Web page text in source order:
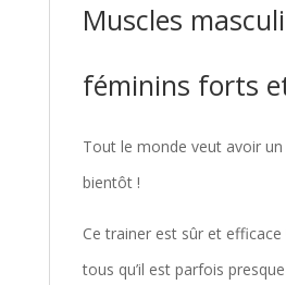
Muscles
féminins forts
Tout le monde veut avoir un
bientôt !
Ce trainer est sûr et
tous qu’il est parfois